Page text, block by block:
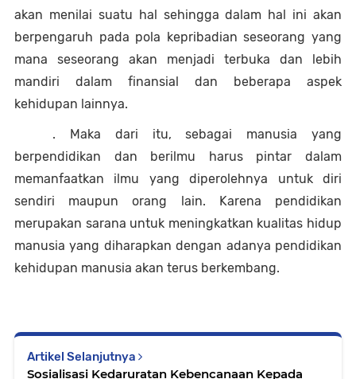
akan menilai suatu hal sehingga dalam hal ini akan
berpengaruh pada pola kepribadian seseorang yang
mana seseorang akan menjadi terbuka dan lebih
mandiri dalam finansial dan beberapa aspek
kehidupan lainnya.
. Maka dari itu, sebagai manusia yang
berpendidikan dan berilmu harus pintar dalam
memanfaatkan ilmu yang diperolehnya untuk diri
sendiri maupun orang lain. Karena pendidikan
merupakan sarana untuk meningkatkan kualitas hidup
manusia yang diharapkan dengan adanya pendidikan
kehidupan manusia akan terus berkembang.
Artikel Selanjutnya
Sosialisasi Kedaruratan Kebencanaan Kepada